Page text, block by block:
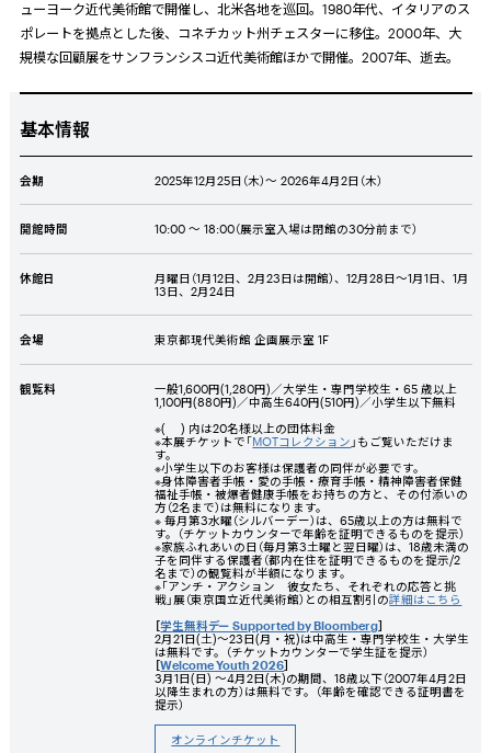
ューヨーク近代美術館で開催し、北米各地を巡回。 1980年代、イタリアのス
ポレートを拠点とした後、コネチカット州チェスターに移住。 2000年、大
規模な回顧展をサンフランシスコ近代美術館ほかで開催。 2007年、逝去。
基本情報
会期 2025年12月25日（木）～ 2026年4月2日（木）
開館時間 10:00 ～ 18:00（展示室入場は閉館の30分前まで）
休館日
月曜日（1月12日、2月23日は開館）、12月28日～1月1日、1月
13日、2月24日
会場 東京都現代美術館 企画展示室 1F
観覧料 一般1,600円(1,280円) ／大学生・専門学校生・65 歳以上
1,100円(880円) ／中高生640円(510円) ／小学生以下無料
※( ) 内は20名様以上の団体料金
※本展チケットで「MOTコレクション 」もご覧いただけま
す。
※小学生以下のお客様は保護者の同伴が必要です。
※身体障害者手帳・愛の手帳・療育手帳・精神障害者保健
福祉手帳・被爆者健康手帳をお持ちの方と、その付添いの
方（2名まで）は無料になります。
※ 毎月第3水曜（シルバーデー）は、65歳以上の方は無料で
す。（チケットカウンターで年齢を証明できるものを提示）
※家族ふれあいの日（毎月第3土曜と翌日曜）は、18歳未満の
子を同伴する保護者（都内在住を証明できるものを提示/2
名まで）の観覧料が半額になります。
※「アンチ・アクション 彼女たち、それぞれの応答と挑
戦」展（東京国立近代美術館）との相互割引の詳細はこちら
［学生無料デー Supported by Bloomberg］
2月21日(土)～23日(月・祝)は中高生・専門学校生・大学生
は無料です。（チケットカウンターで学生証を提示）
［Welcome Youth 2026］
3月1日(日) ～4月2日(木)の期間、18歳以下（2007年4月2日
以降生まれの方）は無料です。（年齢を確認できる証明書を
提示）
オンラインチケット